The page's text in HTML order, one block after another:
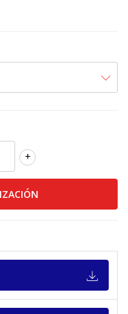
+